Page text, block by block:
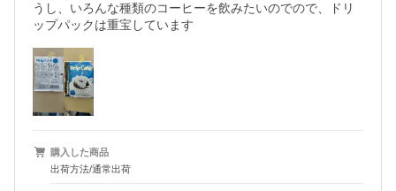
うし、いろんな種類のコーヒーを飲みたいのでので、ドリ
ップパックは重宝しています
購入した商品
出荷方法/通常出荷